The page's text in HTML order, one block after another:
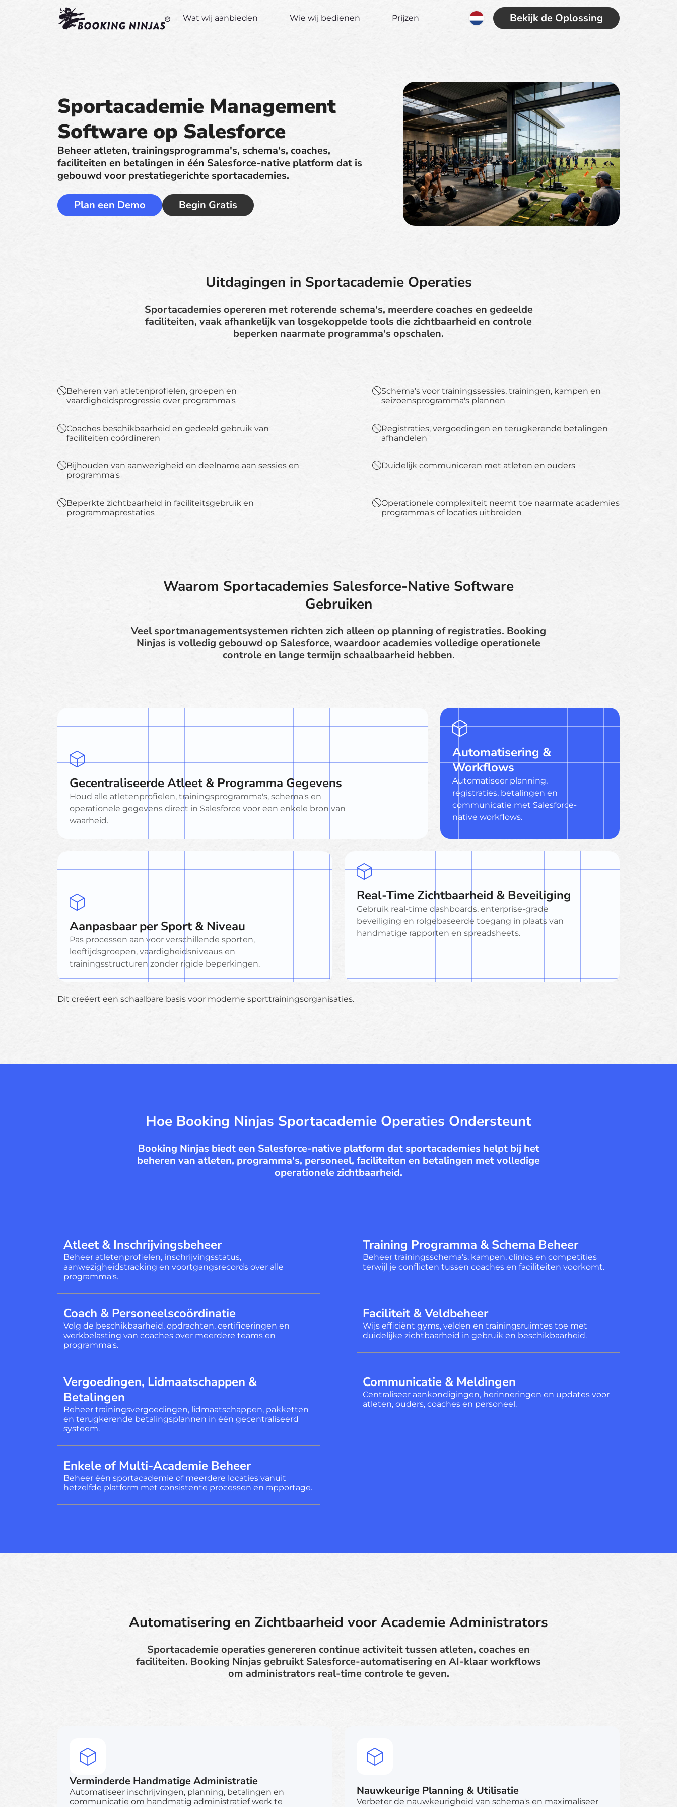
Bekijk de Oplossing
Wat wij aanbieden Wie wij bedienen Prijzen
Sportacademie Management
Software op Salesforce
Beheer atleten, trainingsprogramma's, schema's, coaches,
faciliteiten en betalingen in één Salesforce-native platform dat is
gebouwd voor prestatiegerichte sportacademies.
Plan een Demo Begin Gratis
Uitdagingen in Sportacademie Operaties
Sportacademies opereren met roterende schema's, meerdere coaches en gedeelde
faciliteiten, vaak afhankelijk van losgekoppelde tools die zichtbaarheid en controle
beperken naarmate programma's opschalen.
Beheren van atletenprofielen, groepen en
vaardigheidsprogressie over programma's
Schema's voor trainingssessies, trainingen, kampen en
seizoensprogramma's plannen
Coaches beschikbaarheid en gedeeld gebruik van
faciliteiten coördineren
Registraties, vergoedingen en terugkerende betalingen
afhandelen
Bijhouden van aanwezigheid en deelname aan sessies en
programma's
Duidelijk communiceren met atleten en ouders
Beperkte zichtbaarheid in faciliteitsgebruik en
programmaprestaties
Operationele complexiteit neemt toe naarmate academies
programma's of locaties uitbreiden
Waarom Sportacademies Salesforce-Native Software
Gebruiken
Veel sportmanagementsystemen richten zich alleen op planning of registraties. Booking
Ninjas is volledig gebouwd op Salesforce, waardoor academies volledige operationele
controle en lange termijn schaalbaarheid hebben.
Gecentraliseerde Atleet & Programma Gegevens
Houd alle atletenprofielen, trainingsprogramma's, schema's en
operationele gegevens direct in Salesforce voor een enkele bron van
waarheid.
Automatisering &
Workflows
Automatiseer planning,
registraties, betalingen en
communicatie met Salesforce-
native workflows.
Aanpasbaar per Sport & Niveau
Pas processen aan voor verschillende sporten,
leeftijdsgroepen, vaardigheidsniveaus en
trainingsstructuren zonder rigide beperkingen.
Real-Time Zichtbaarheid & Beveiliging
Gebruik real-time dashboards, enterprise-grade
beveiliging en rolgebaseerde toegang in plaats van
handmatige rapporten en spreadsheets.
Dit creëert een schaalbare basis voor moderne sporttrainingsorganisaties.
Hoe Booking Ninjas Sportacademie Operaties Ondersteunt
Booking Ninjas biedt een Salesforce-native platform dat sportacademies helpt bij het
beheren van atleten, programma's, personeel, faciliteiten en betalingen met volledige
operationele zichtbaarheid.
Atleet & Inschrijvingsbeheer
Beheer atletenprofielen, inschrijvingsstatus,
aanwezigheidstracking en voortgangsrecords over alle
programma's.
Training Programma & Schema Beheer
Beheer trainingsschema's, kampen, clinics en competities
terwijl je conflicten tussen coaches en faciliteiten voorkomt.
Coach & Personeelscoördinatie
Volg de beschikbaarheid, opdrachten, certificeringen en
werkbelasting van coaches over meerdere teams en
programma's.
Faciliteit & Veldbeheer
Wijs efficiënt gyms, velden en trainingsruimtes toe met
duidelijke zichtbaarheid in gebruik en beschikbaarheid.
Vergoedingen, Lidmaatschappen &
Betalingen
Beheer trainingsvergoedingen, lidmaatschappen, pakketten
en terugkerende betalingsplannen in één gecentraliseerd
systeem.
Communicatie & Meldingen
Centraliseer aankondigingen, herinneringen en updates voor
atleten, ouders, coaches en personeel.
Enkele of Multi-Academie Beheer
Beheer één sportacademie of meerdere locaties vanuit
hetzelfde platform met consistente processen en rapportage.
Automatisering en Zichtbaarheid voor Academie Administrators
Sportacademie operaties genereren continue activiteit tussen atleten, coaches en
faciliteiten. Booking Ninjas gebruikt Salesforce-automatisering en AI-klaar workflows
om administrators real-time controle te geven.
Verminderde Handmatige Administratie
Automatiseer inschrijvingen, planning, betalingen en
communicatie om handmatig administratief werk te
Nauwkeurige Planning & Utilisatie
Verbeter de nauwkeurigheid van schema's en maximaliseer